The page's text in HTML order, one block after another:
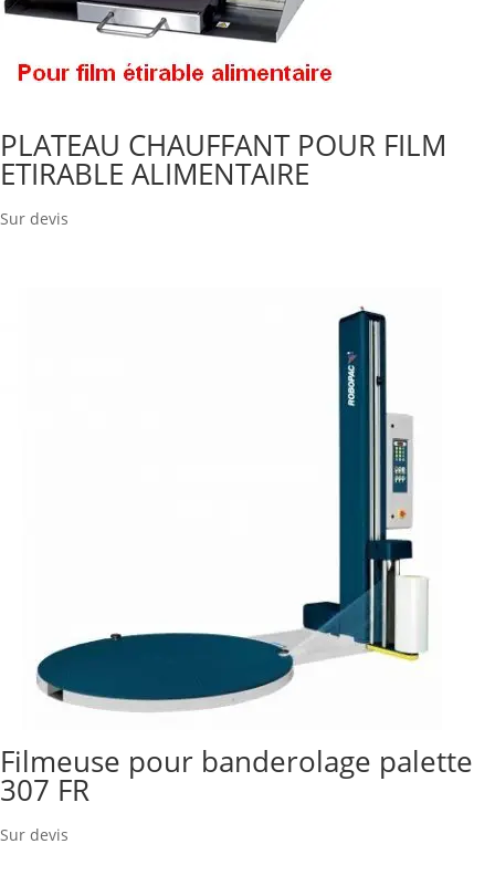
PLATEAU CHAUFFANT POUR FILM
ETIRABLE ALIMENTAIRE
Sur devis
Filmeuse pour banderolage palette
307 FR
Sur devis